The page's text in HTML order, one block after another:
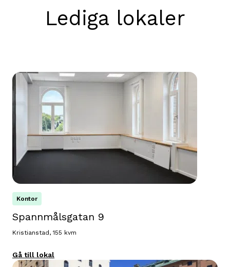
Lediga lokaler
Kontor
Spannmålsgatan 9
Kristianstad, 155 kvm
Gå till lokal